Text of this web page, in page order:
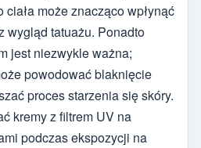
może znacząco wpłynąć
wygląd tatuażu. Ponadto
jest niezwykle ważna;
powodować blaknięcie
proces starzenia się skóry.
kremy z filtrem UV na
podczas ekspozycji na